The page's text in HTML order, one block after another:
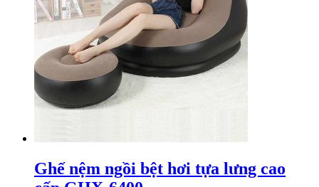
Ghế nệm ngồi bệt hơi tựa lưng cao